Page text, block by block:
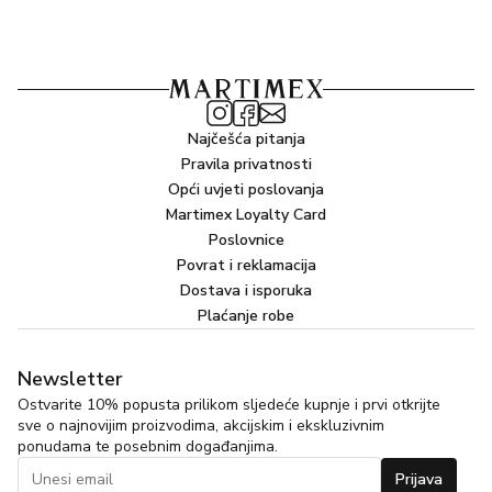
vrhunca baršuna i intenziteta. Na koži je sladostrasnost
Najčešća pitanja
Pravila privatnosti
Opći uvjeti poslovanja
Martimex Loyalty Card
Poslovnice
Povrat i reklamacija
Dostava i isporuka
Plaćanje robe
Newsletter
Ostvarite 10% popusta prilikom sljedeće kupnje i prvi otkrijte
sve o najnovijim proizvodima, akcijskim i ekskluzivnim
ponudama te posebnim događanjima.
Prijava